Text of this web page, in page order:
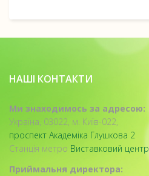
НАШІ КОНТАКТИ
Ми знаходимось за адресою:
Україна, 03022, м. Київ-022,
проспект Академіка Глушкова 2
Станція метро Виставковий центр
Приймальня директора: